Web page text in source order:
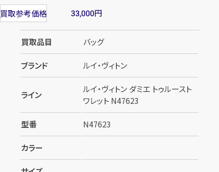
買取参考価格 33,000円
買取品目
バッグ
ブランド
ルイ・ヴィトン
ライン
ルイ・ヴィトン ダミエ トゥルースト
ワレット N47623
型番
N47623
カラー